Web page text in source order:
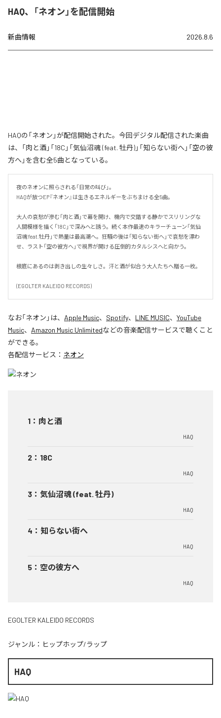
HAQ、「ネオン」を配信開始
新曲情報 2026.8.6
HAQの「ネオン」が配信開始された。今回デジタル配信された楽曲
は、「肉と酒」「18C」「気仙沼魂 (feat. 牡丹)」「知らない街へ」「空の彼
方へ」を含む全5曲となっている。
夜のネオンに照らされる「日常の叫び」。
HAQが放つEP『ネオン』は生きるエネルギーをぶちまける全5曲。
大人の哀愁が滲む「肉と酒」で幕を開け、機内で交錯する静かでスリリングな
人間模様を描く「18C」で深みへと誘う。続く本作最速のキラーチューン「気仙
沼魂 feat.牡丹」で熱量は最高潮へ。狂騒の後は「知らない街へ」で哀愁を漂わ
せ、ラスト「空の彼方へ」で視界が開ける圧倒的カタルシスへと向かう。
根底にあるのは剥き出しの生々しさ。汗と酒が似合う大人たちへ贈る一枚。
(EGOLTER KALEIDO RECORDS)
なお「ネオン 」は、 Apple Music、 Spotify、 LINE MUSIC、 YouTube
Music、 Amazon Music Unlimitedなどの音楽配信サービスで聴くこと
ができる。
各配信サービス： ネオン
1 ： 肉と酒
HAQ
2 ： 18C
HAQ
3 ： 気仙沼魂 (feat. 牡丹)
HAQ
4 ： 知らない街へ
HAQ
5 ： 空の彼方へ
HAQ
EGOLTER KALEIDO RECORDS
ジャンル： ヒップホップ/ラップ
HAQ